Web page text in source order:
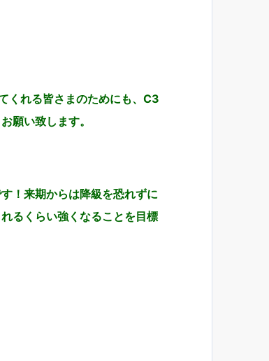
くれる皆さまのためにも、C3
願い致します。
！来期からは降級を恐れずに
るくらい強くなることを目標